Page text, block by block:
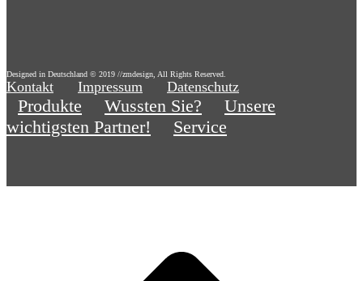
Designed in Deutschland © 2019 //zmdesign, All Rights Reserved.
Kontakt Impressum Datenschutz
Produkte Wussten Sie?
Unsere
wichtigsten Partner!
Service